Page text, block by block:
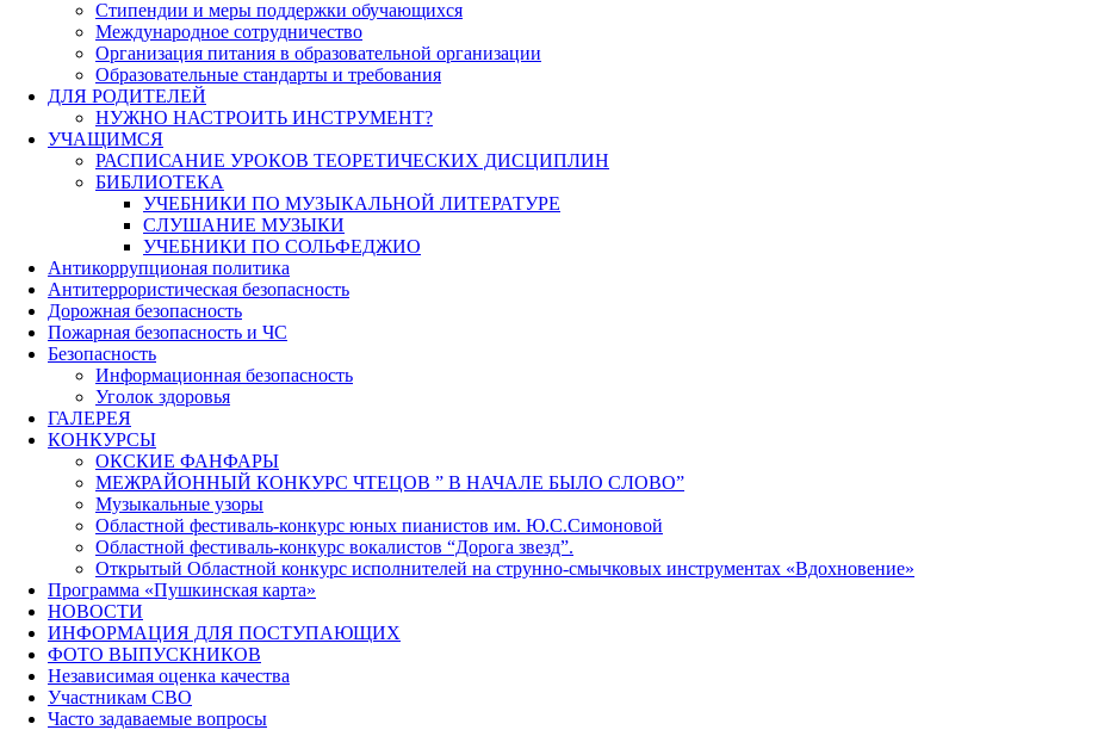
Стипендии и меры поддержки обучающихся
Международное сотрудничество
Организация питания в образовательной организации
Образовательные стандарты и требования
ДЛЯ РОДИТЕЛЕЙ
НУЖНО НАСТРОИТЬ ИНСТРУМЕНТ?
УЧАЩИМСЯ
РАСПИСАНИЕ УРОКОВ ТЕОРЕТИЧЕСКИХ ДИСЦИПЛИН
БИБЛИОТЕКА
УЧЕБНИКИ ПО МУЗЫКАЛЬНОЙ ЛИТЕРАТУРЕ
СЛУШАНИЕ МУЗЫКИ
УЧЕБНИКИ ПО СОЛЬФЕДЖИО
Антикоррупционая политика
Антитеррористическая безопасность
Дорожная безопасность
Пожарная безопасность и ЧС
Безопасность
Информационная безопасность
Уголок здоровья
ГАЛЕРЕЯ
КОНКУРСЫ
ОКСКИЕ ФАНФАРЫ
МЕЖРАЙОННЫЙ КОНКУРС ЧТЕЦОВ ” В НАЧАЛЕ БЫЛО СЛОВО”
Музыкальные узоры
Областной фестиваль-конкурс юных пианистов им. Ю.С.Симоновой
Областной фестиваль-конкурс вокалистов “Дорога звезд”.
Открытый Областной конкурс исполнителей на струнно-смычковых инструментах «Вдохновение»
Программа «Пушкинская карта»
НОВОСТИ
ИНФОРМАЦИЯ ДЛЯ ПОСТУПАЮЩИХ
ФОТО ВЫПУСКНИКОВ
Независимая оценка качества
Участникам СВО
Часто задаваемые вопросы